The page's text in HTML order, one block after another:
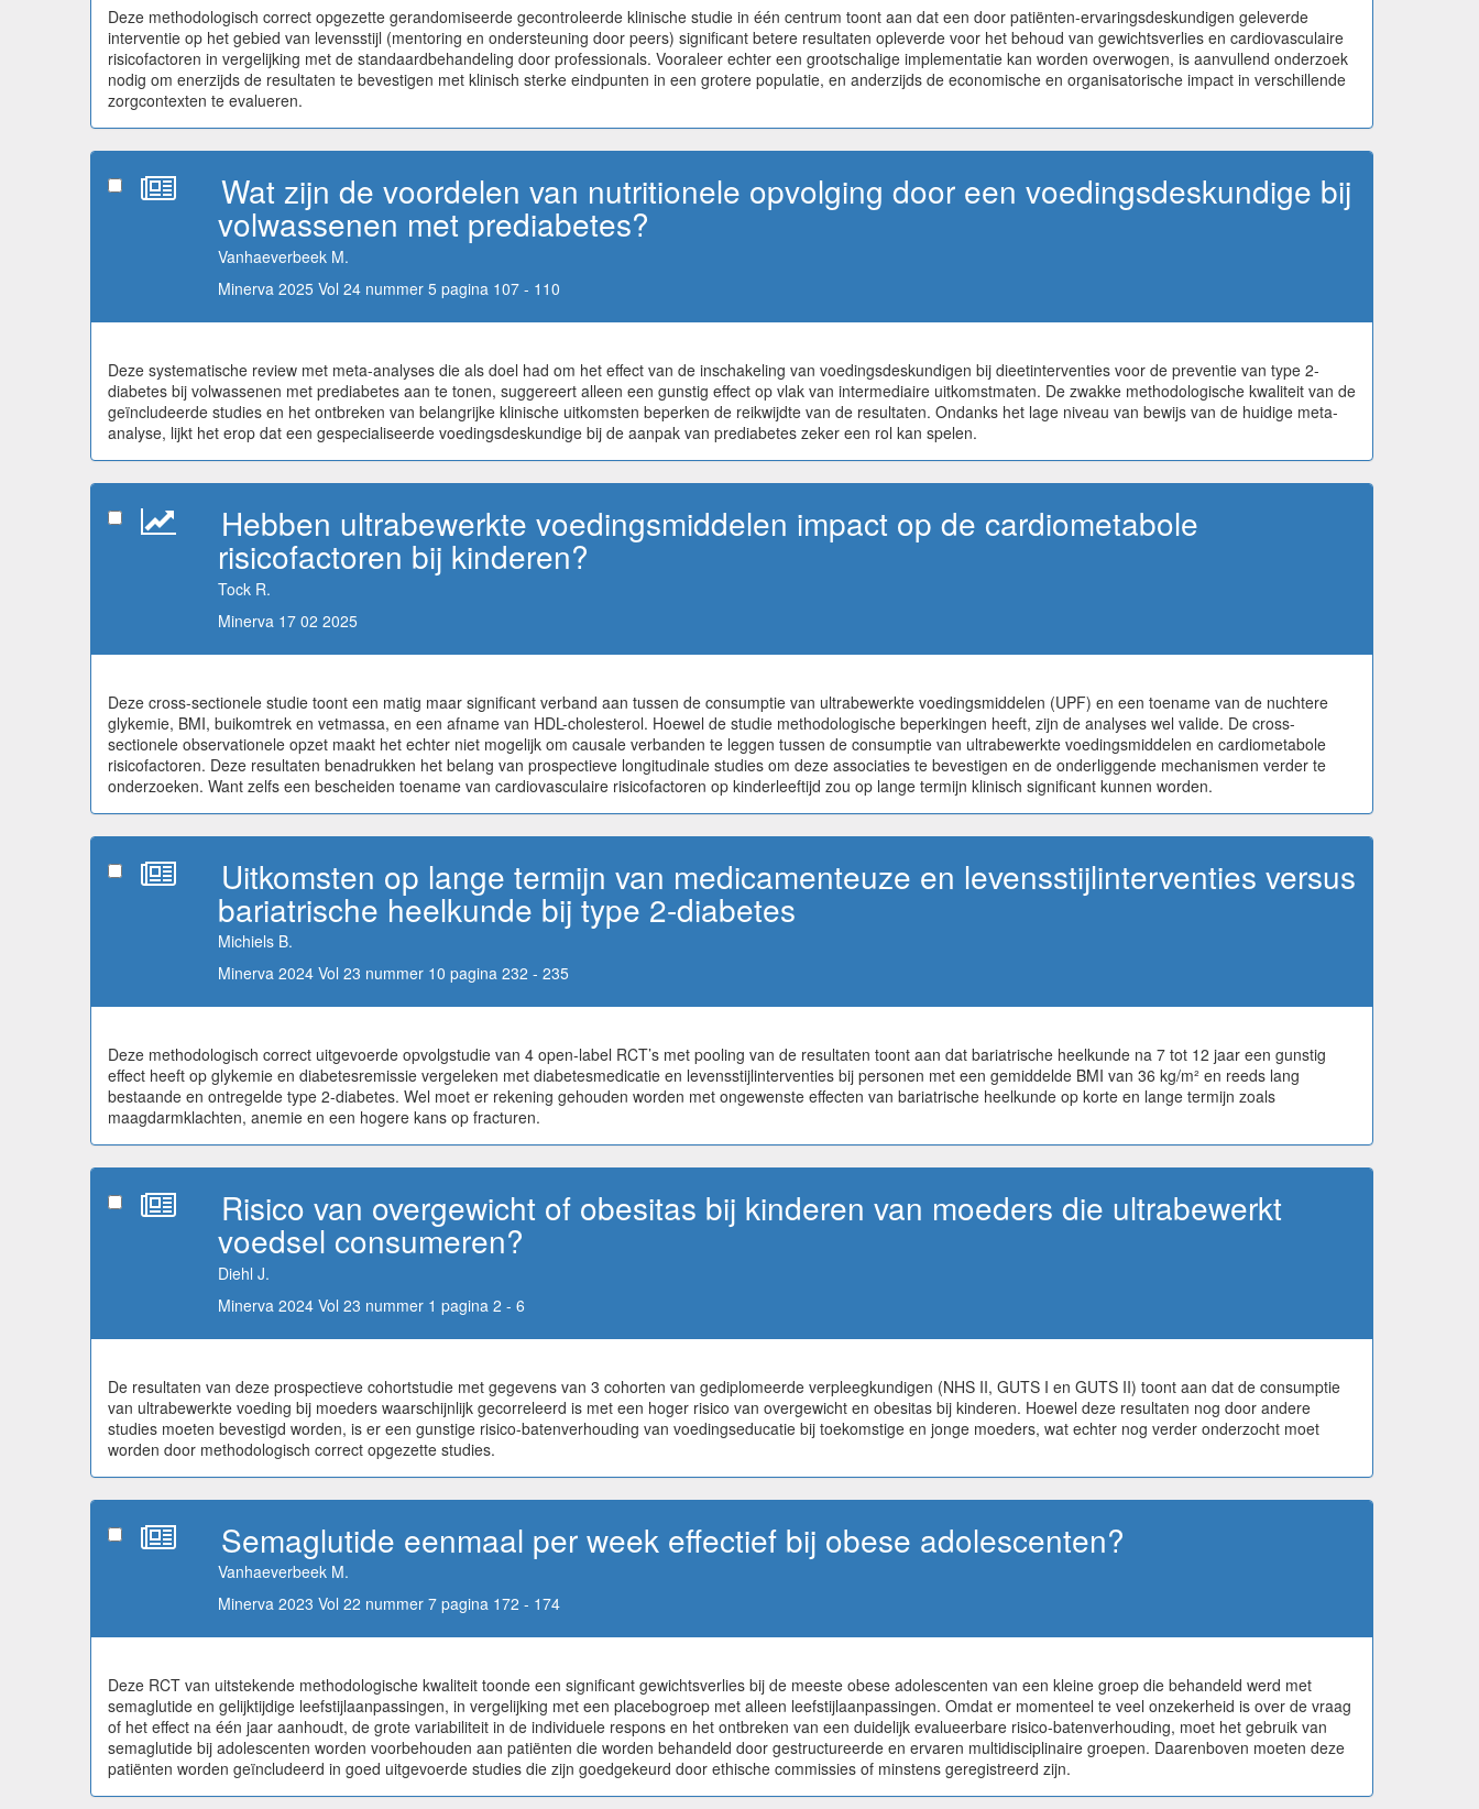
Deze methodologisch correct opgezette gerandomiseerde gecontroleerde klinische studie in één centrum toont aan dat een door patiënten-ervaringsdeskundigen geleverde
interventie op het gebied van levensstijl (mentoring en ondersteuning door peers) significant betere resultaten opleverde voor het behoud van gewichtsverlies en cardiovasculaire
risicofactoren in vergelijking met de standaardbehandeling door professionals. Vooraleer echter een grootschalige implementatie kan worden overwogen, is aanvullend onderzoek
nodig om enerzijds de resultaten te bevestigen met klinisch sterke eindpunten in een grotere populatie, en anderzijds de economische en organisatorische impact in verschillende
zorgcontexten te evalueren.
Wat zijn de voordelen van nutritionele opvolging door een voedingsdeskundige bij
volwassenen met prediabetes?
Vanhaeverbeek M.
Minerva 2025 Vol 24 nummer 5 pagina 107 - 110
Deze systematische review met meta-analyses die als doel had om het effect van de inschakeling van voedingsdeskundigen bij dieetinterventies voor de preventie van type 2-
diabetes bij volwassenen met prediabetes aan te tonen, suggereert alleen een gunstig effect op vlak van intermediaire uitkomstmaten. De zwakke methodologische kwaliteit van de
geïncludeerde studies en het ontbreken van belangrijke klinische uitkomsten beperken de reikwijdte van de resultaten. Ondanks het lage niveau van bewijs van de huidige meta-
analyse, lijkt het erop dat een gespecialiseerde voedingsdeskundige bij de aanpak van prediabetes zeker een rol kan spelen.
Hebben ultrabewerkte voedingsmiddelen impact op de cardiometabole
risicofactoren bij kinderen?
Tock R.
Minerva 17 02 2025
Deze cross-sectionele studie toont een matig maar significant verband aan tussen de consumptie van ultrabewerkte voedingsmiddelen (UPF) en een toename van de nuchtere
glykemie, BMI, buikomtrek en vetmassa, en een afname van HDL-cholesterol. Hoewel de studie methodologische beperkingen heeft, zijn de analyses wel valide. De cross-
sectionele observationele opzet maakt het echter niet mogelijk om causale verbanden te leggen tussen de consumptie van ultrabewerkte voedingsmiddelen en cardiometabole
risicofactoren. Deze resultaten benadrukken het belang van prospectieve longitudinale studies om deze associaties te bevestigen en de onderliggende mechanismen verder te
onderzoeken. Want zelfs een bescheiden toename van cardiovasculaire risicofactoren op kinderleeftijd zou op lange termijn klinisch significant kunnen worden.
Uitkomsten op lange termijn van medicamenteuze en levensstijlinterventies versus
bariatrische heelkunde bij type 2-diabetes
Michiels B.
Minerva 2024 Vol 23 nummer 10 pagina 232 - 235
Deze methodologisch correct uitgevoerde opvolgstudie van 4 open-label RCT’s met pooling van de resultaten toont aan dat bariatrische heelkunde na 7 tot 12 jaar een gunstig
effect heeft op glykemie en diabetesremissie vergeleken met diabetesmedicatie en levensstijlinterventies bij personen met een gemiddelde BMI van 36 kg/m² en reeds lang
bestaande en ontregelde type 2-diabetes. Wel moet er rekening gehouden worden met ongewenste effecten van bariatrische heelkunde op korte en lange termijn zoals
maagdarmklachten, anemie en een hogere kans op fracturen.
Risico van overgewicht of obesitas bij kinderen van moeders die ultrabewerkt
voedsel consumeren?
Diehl J.
Minerva 2024 Vol 23 nummer 1 pagina 2 - 6
De resultaten van deze prospectieve cohortstudie met gegevens van 3 cohorten van gediplomeerde verpleegkundigen (NHS II, GUTS I en GUTS II) toont aan dat de consumptie
van ultrabewerkte voeding bij moeders waarschijnlijk gecorreleerd is met een hoger risico van overgewicht en obesitas bij kinderen. Hoewel deze resultaten nog door andere
studies moeten bevestigd worden, is er een gunstige risico-batenverhouding van voedingseducatie bij toekomstige en jonge moeders, wat echter nog verder onderzocht moet
worden door methodologisch correct opgezette studies.
Semaglutide eenmaal per week effectief bij obese adolescenten?
Vanhaeverbeek M.
Minerva 2023 Vol 22 nummer 7 pagina 172 - 174
Deze RCT van uitstekende methodologische kwaliteit toonde een significant gewichtsverlies bij de meeste obese adolescenten van een kleine groep die behandeld werd met
semaglutide en gelijktijdige leefstijlaanpassingen, in vergelijking met een placebogroep met alleen leefstijlaanpassingen. Omdat er momenteel te veel onzekerheid is over de vraag
of het effect na één jaar aanhoudt, de grote variabiliteit in de individuele respons en het ontbreken van een duidelijk evalueerbare risico-batenverhouding, moet het gebruik van
semaglutide bij adolescenten worden voorbehouden aan patiënten die worden behandeld door gestructureerde en ervaren multidisciplinaire groepen. Daarenboven moeten deze
patiënten worden geïncludeerd in goed uitgevoerde studies die zijn goedgekeurd door ethische commissies of minstens geregistreerd zijn.